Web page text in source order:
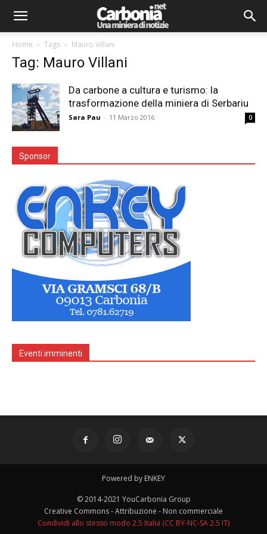
Home Tags Mauro Villani
Tag: Mauro Villani
Da carbone a cultura e turismo: la
trasformazione della miniera di Serbariu
Sara Pau - 11 Marzo 2016 0
Sponsor
Eventi imminenti
Powered by ENKEY
© 2014-2021 YouCarbonia Group
Creative Commons - Attribuzione - Non commerciale
Condividi allo stesso modo 2.5 Italia (CC BY-NC-SA 2.5 IT)